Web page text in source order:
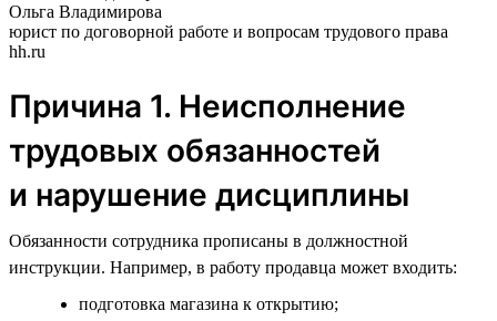
Ольга Владимирова
юрист по договорной работе и вопросам трудового права
hh.ru
Причина 1. Неисполнение
трудовых обязанностей
и нарушение дисциплины
Обязанности сотрудника прописаны в должностной
инструкции. Например, в работу продавца может входить:
подготовка магазина к открытию;